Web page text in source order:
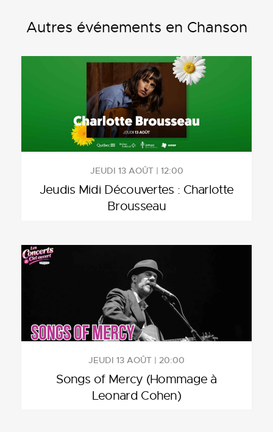
Autres événements en Chanson
JEUDI 13 AOÛT | 12:00
Jeudis Midi Découvertes : Charlotte
Brousseau
JEUDI 13 AOÛT | 20:00
Songs of Mercy (Hommage à
Leonard Cohen)